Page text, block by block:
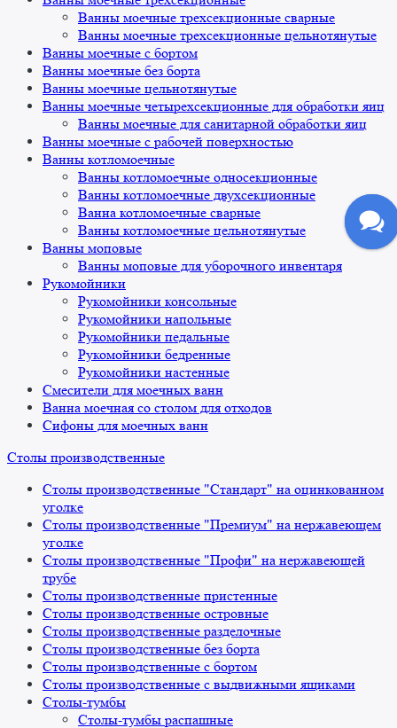
Ванны моечные трехсекционные сварные
Ванны моечные трехсекционные цельнотянутые
Ванны моечные с бортом
Ванны моечные без борта
Ванны моечные цельнотянутые
Ванны моечные четырехсекционные для обработки яиц
Ванны моечные для санитарной обработки яиц
Ванны моечные с рабочей поверхностью
Ванны котломоечные
Ванны котломоечные односекционные
Ванны котломоечные двухсекционные
Ванна котломоечные сварные
Ванны котломоечные цельнотянутые
Ванны моповые
Ванны моповые для уборочного инвентаря
Рукомойники
Рукомойники консольные
Рукомойники напольные
Рукомойники педальные
Рукомойники бедренные
Рукомойники настенные
Смесители для моечных ванн
Ванна моечная со столом для отходов
Сифоны для моечных ванн
Столы производственные
Столы производственные "Стандарт" на оцинкованном
уголке
Столы производственные "Премиум" на нержавеющем
уголке
Столы производственные "Профи" на нержавеющей
трубе
Столы производственные пристенные
Столы производственные островные
Столы производственные разделочные
Столы производственные без борта
Столы производственные с бортом
Столы производственные с выдвижными ящиками
Столы-тумбы
Столы-тумбы распашные